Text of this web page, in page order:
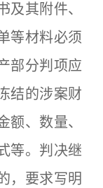
其附件、
等材料必须
部分判项应
结的涉案财
、数量、
等。判决继
，要求写明